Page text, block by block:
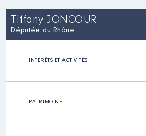
Tiffany JONCOUR
Députée du Rhône
INTÉRÊTS ET ACTIVITÉS
PATRIMOINE